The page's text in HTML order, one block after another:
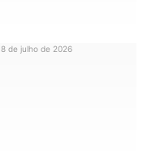
8 de julho de 2026